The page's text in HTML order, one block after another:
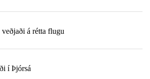
á rétta flugu
í Þjórsá